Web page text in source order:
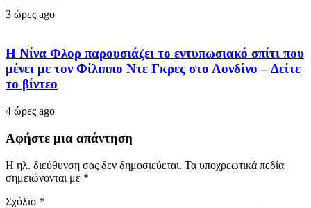
3 ώρες ago
Η Νίνα Φλορ παρουσιάζει το εντυπωσιακό σπίτι που
μένει με τον Φίλιππο Ντε Γκρες στο Λονδίνο – Δείτε
το βίντεο
4 ώρες ago
Αφήστε μια απάντηση
Η ηλ. διεύθυνση σας δεν δημοσιεύεται. Τα υποχρεωτικά πεδία
σημειώνονται με *
Σχόλιο *